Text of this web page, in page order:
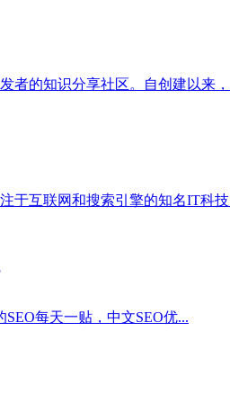
者的知识分享社区。自创建以来
于互联网和搜索引擎的知名IT科
SEO每天一贴，中文SEO优...